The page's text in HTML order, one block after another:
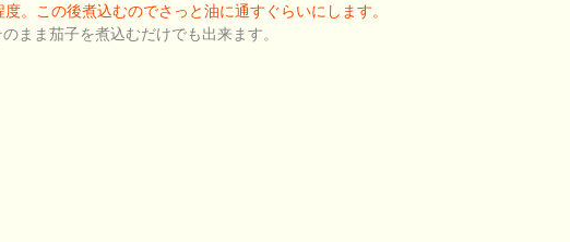
。この後煮込むのでさっと油に通すぐらいにします。
まま茄子を煮込むだけでも出来ます。